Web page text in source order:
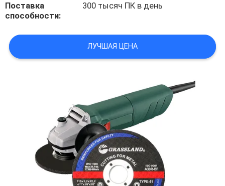
POLICY
Поставка
способности:
300 тысяч ПК в день
ЛУЧШАЯ ЦЕНА